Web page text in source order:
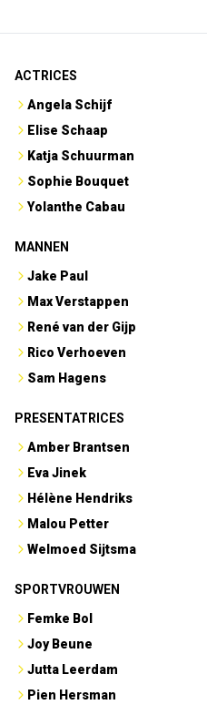
ACTRICES
Angela Schijf
Elise Schaap
Katja Schuurman
Sophie Bouquet
Yolanthe Cabau
MANNEN
Jake Paul
Max Verstappen
René van der Gijp
Rico Verhoeven
Sam Hagens
PRESENTATRICES
Amber Brantsen
Eva Jinek
Hélène Hendriks
Malou Petter
Welmoed Sijtsma
SPORTVROUWEN
Femke Bol
Joy Beune
Jutta Leerdam
Pien Hersman